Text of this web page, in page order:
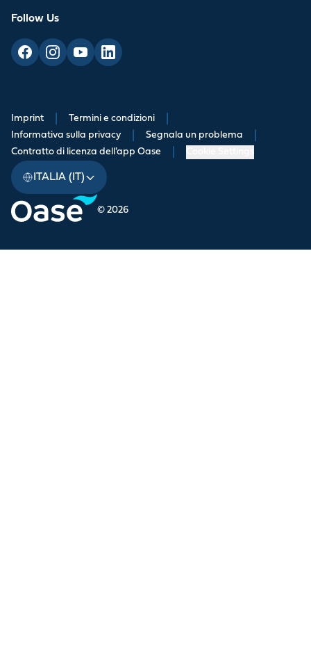
Follow Us
© 2026
Imprint Termini e condizioni
Informativa sulla privacy Segnala un problema
Contratto di licenza dell'app Oase
ITALIA (IT)